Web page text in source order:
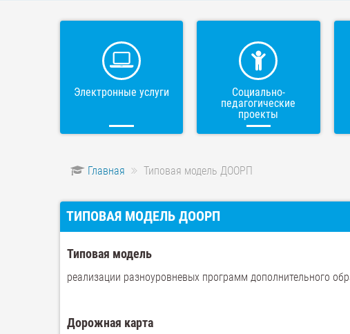
Электронные услуги
Социально-
педагогические
проекты
Главная Типовая модель ДООРП
ТИПОВАЯ МОДЕЛЬ ДООРП
Типовая модель
реализации разноуровневых программ дополнительного
Дорожная карта